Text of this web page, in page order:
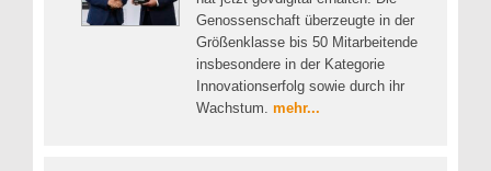
Genossenschaft überzeugte in der
Größenklasse bis 50 Mitarbeitende
insbesondere in der Kategorie
Innovationserfolg sowie durch ihr
Wachstum. mehr...